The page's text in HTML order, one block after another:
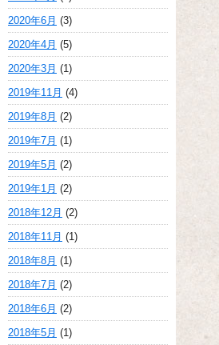
2020年6月 (3)
2020年4月 (5)
2020年3月 (1)
2019年11月 (4)
2019年8月 (2)
2019年7月 (1)
2019年5月 (2)
2019年1月 (2)
2018年12月 (2)
2018年11月 (1)
2018年8月 (1)
2018年7月 (2)
2018年6月 (2)
2018年5月 (1)